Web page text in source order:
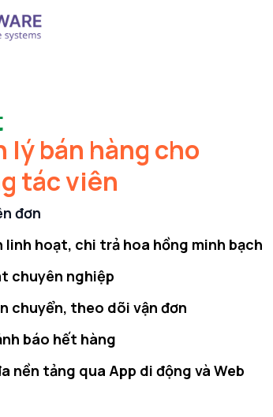
lý bán hàng cho
tác viên
đơn
linh hoạt, chi trả hoa hồng minh bạch
chuyên nghiệp
chuyển, theo dõi vận đơn
báo hết hàng
nền tảng qua App di động và Web